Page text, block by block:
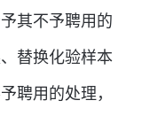
其不予聘用的
替换化验样本
聘用的处理，